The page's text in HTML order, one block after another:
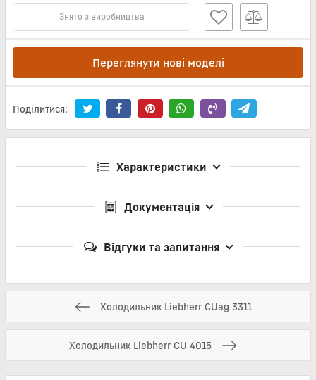
Знято з виробництва
Переглянути нові моделі
Поділитися:
Характеристики
Документація
Відгуки та запитання
Холодильник Liebherr CUag 3311
Холодильник Liebherr CU 4015